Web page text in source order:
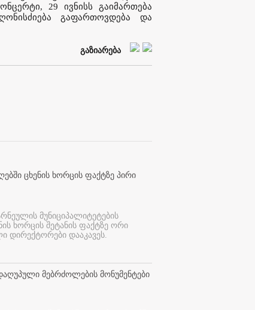
29 ივნისს გაიმართება
გაფართოვდება და
გაზიარება
ცხენის ხორცის ფაქტზე პირი
მუნიციპალიტეტების
ხორცის შეტანის ფაქტზე ორი
დირექტორები დააკავეს.
მებრძოლების მონუმენტები